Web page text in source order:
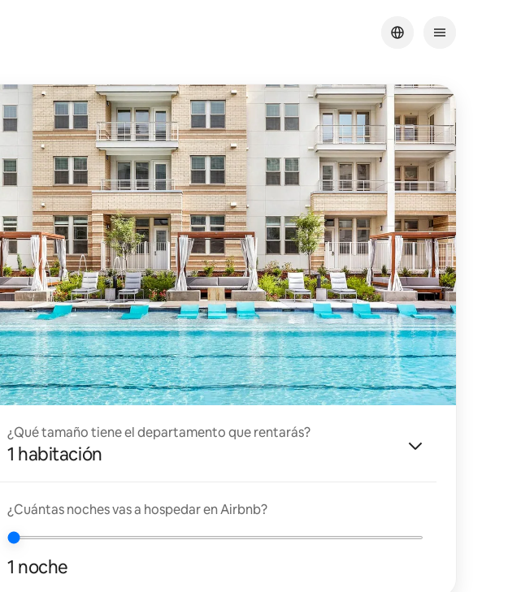
¿Qué tamaño tiene el departamento que rentarás?
1 habitación
¿Cuántas noches vas a hospedar en Airbnb?
1 noche